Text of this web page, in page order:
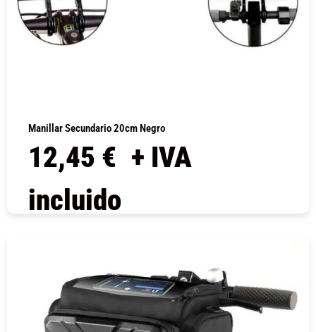
Manillar Secundario 20cm Negro
12,45 € + IVA
incluido